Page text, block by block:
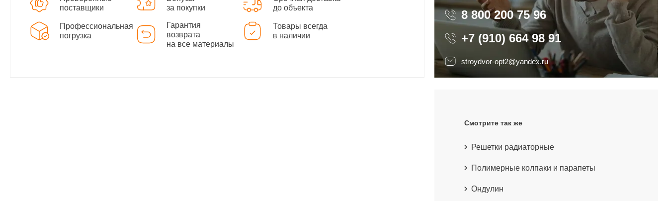
поставщики
за покупки
до объекта
Профессиональная
погрузка
Гарантия
возврата
на все материалы
Товары всегда
в наличии
8 800 200 75 96 8 800 200 75 96
+7 (910) 664 98 91
stroydvor-opt2@yandex.ru
Смотрите так же
Решетки радиаторные
Полимерные колпаки и парапеты
Ондулин